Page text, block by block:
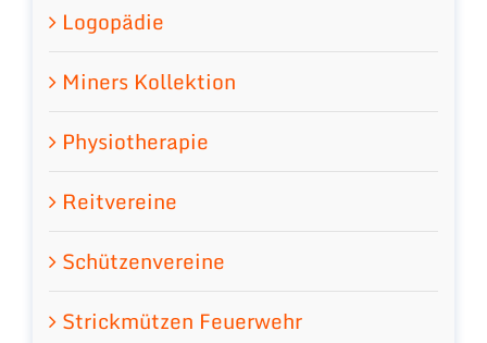
Logopädie
Miners Kollektion
Physiotherapie
Reitvereine
Schützenvereine
Strickmützen Feuerwehr